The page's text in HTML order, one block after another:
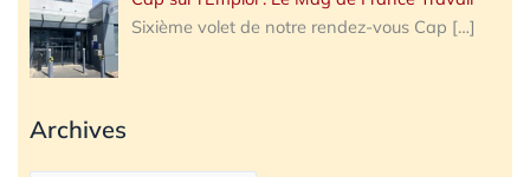
Sixième volet de notre rendez-vous Cap […]
Archives